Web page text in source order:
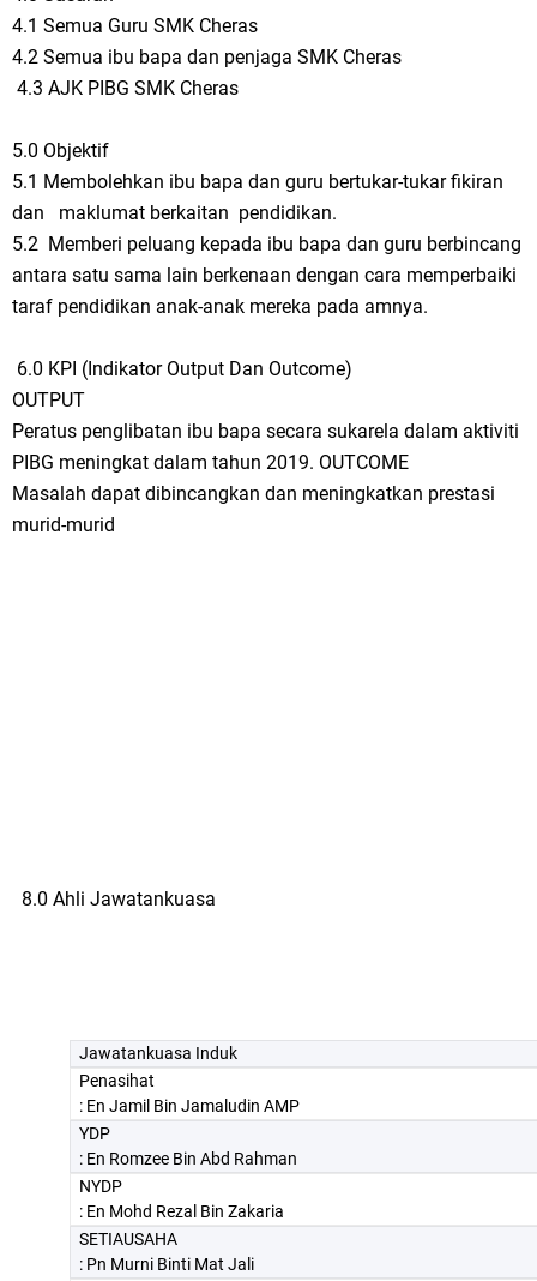
4.1 Semua Guru SMK Cheras
4.2 Semua ibu bapa dan penjaga SMK Cheras
4.3 AJK PIBG SMK Cheras
5.0 Objektif
5.1 Membolehkan ibu bapa dan guru bertukar-tukar fikiran
dan maklumat berkaitan pendidikan.
5.2 Memberi peluang kepada ibu bapa dan guru berbincang
antara satu sama lain berkenaan dengan cara memperbaiki
taraf pendidikan anak-anak mereka pada amnya.
6.0 KPI (Indikator Output Dan Outcome)
OUTPUT
Peratus penglibatan ibu bapa secara sukarela dalam aktiviti
PIBG meningkat dalam tahun 2019. OUTCOME
Masalah dapat dibincangkan dan meningkatkan prestasi
murid-murid
8.0 Ahli Jawatankuasa
Jawatankuasa Induk
Penasihat
: En Jamil Bin Jamaludin AMP
YDP
: En Romzee Bin Abd Rahman
NYDP
: En Mohd Rezal Bin Zakaria
SETIAUSAHA
: Pn Murni Binti Mat Jali